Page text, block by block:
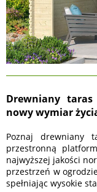
Drewniany
nowy wymiar
Poznaj drewniany
przestronną
najwyższej jakości
przestrzeń w
spełniając wysokie